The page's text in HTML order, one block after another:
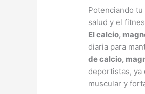
Potenciando
salud y el
El calcio,
diaria para
de calcio,
deportistas, ya
muscular y